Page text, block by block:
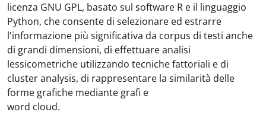
licenza GNU GPL, basato sul software R e il linguaggio
Python, che consente di selezionare ed estrarre
l'informazione più significativa da corpus di testi anche
di grandi dimensioni, di effettuare analisi
lessicometriche utilizzando tecniche fattoriali e di
cluster analysis, di rappresentare la similarità delle
forme grafiche mediante grafi e
word cloud.